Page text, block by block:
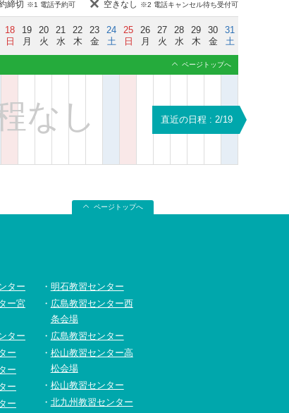
締切 ※1 電話予約可 空きなし ※2 電話キャンセル待ち受付可
18
日
19
月
20
火
21
水
22
木
23
金
24
土
25
日
26
月
27
火
28
水
29
木
30
金
31
土
ページトップへ
なし 直近の日程 : 2/19
ページトップへ
ター
ー宮
ター
ー
ー
ー
ー
明石教習センター
広島教習センター西
条会場
広島教習センター
松山教習センター高
松会場
松山教習センター
北九州教習センター